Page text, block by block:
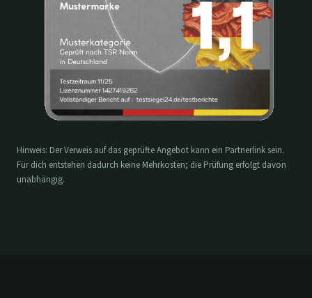
Hinweis: Der Verweis auf das geprüfte Angebot kann ein Partnerlink sein.
Für dich entstehen dadurch keine Mehrkosten; die Prüfung erfolgt davon
unabhängig.